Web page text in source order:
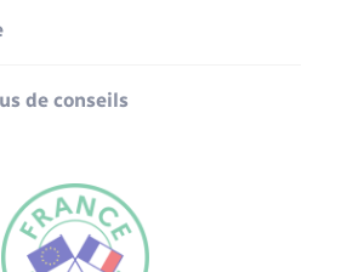
de conseils